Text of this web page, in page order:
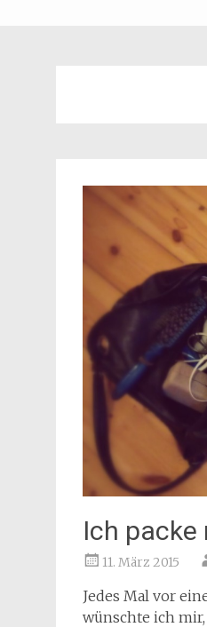
Ich packe
11. März 2015
Jedes Mal vor
wünschte ich